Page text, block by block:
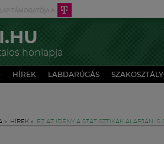
honlapja
HÍREK LABDARÚGÁS
» HÍREK » EZ AZ IDÉNY A STATISZTIKÁK ALAPJÁN IS